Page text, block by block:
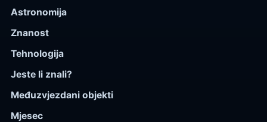
Astronomija
Znanost
Tehnologija
Jeste li znali?
Međuzvjezdani objekti
Mjesec